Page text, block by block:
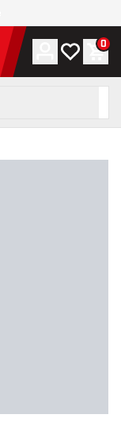
Account
La mia0